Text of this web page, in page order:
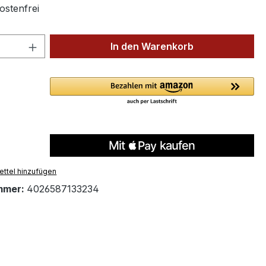
Anzahl: Gib den gewünschten Wert
In den Warenkorb
hinzufügen
4026587133234